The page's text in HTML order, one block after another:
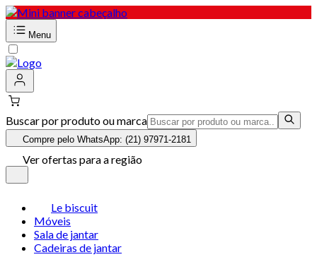
Menu
Buscar por produto ou marca
Compre pelo WhatsApp: (21) 97971-2181
Ver ofertas para a região
Le biscuit
Móveis
Sala de jantar
Cadeiras de jantar